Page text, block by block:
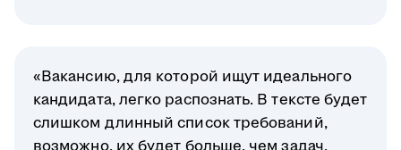
«Вакансию, для которой ищут идеального
кандидата, легко распознать. В тексте будет
слишком длинный список требований,